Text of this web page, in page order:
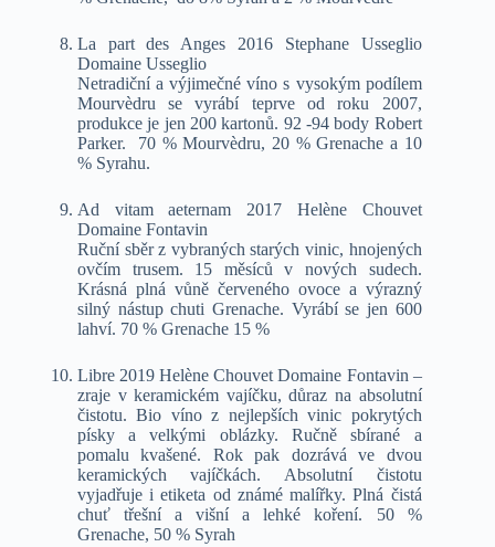
La part des Anges 2016 Stephane Usseglio
Domaine Usseglio
Netradiční a výjimečné víno s vysokým podílem
Mourvèdru se vyrábí teprve od roku 2007,
produkce je jen 200 kartonů. 92 -94 body Robert
Parker. 70 % Mourvèdru, 20 % Grenache a 10
% Syrahu.
Ad vitam aeternam 2017 Helène Chouvet
Domaine Fontavin
Ruční sběr z vybraných starých vinic, hnojených
ovčím trusem. 15 měsíců v nových sudech.
Krásná plná vůně červeného ovoce a výrazný
silný nástup chuti Grenache. Vyrábí se jen 600
lahví. 70 % Grenache 15 %
Libre 2019 Helène Chouvet Domaine Fontavin –
zraje v keramickém vajíčku, důraz na absolutní
čistotu. Bio víno z nejlepších vinic pokrytých
písky a velkými oblázky. Ručně sbírané a
pomalu kvašené. Rok pak dozrává ve dvou
keramických vajíčkách. Absolutní čistotu
vyjadřuje i etiketa od známé malířky. Plná čistá
chuť třešní a višní a lehké koření. 50 %
Grenache, 50 % Syrah